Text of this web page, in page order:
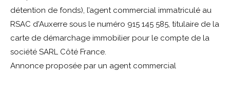
détention de fonds), l’agent commercial immatriculé au
RSAC d'Auxerre sous le numéro 915 145 585, titulaire de la
carte de démarchage immobilier pour le compte de la
Annonce proposée par un agent commercial